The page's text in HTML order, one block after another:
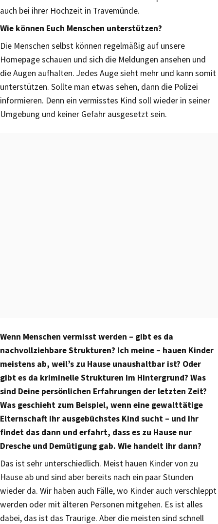
auch bei ihrer Hochzeit in Travemünde.
Wie können Euch Menschen unterstützen?
Die Menschen selbst können regelmäßig auf unsere
Homepage schauen und sich die Meldungen ansehen und
die Augen aufhalten. Jedes Auge sieht mehr und kann somit
unterstützen. Sollte man etwas sehen, dann die Polizei
informieren. Denn ein vermisstes Kind soll wieder in seiner
Umgebung und keiner Gefahr ausgesetzt sein.
Wenn Menschen vermisst werden – gibt es da
nachvollziehbare Strukturen? Ich meine – hauen Kinder
meistens ab, weil’s zu Hause unaushaltbar ist? Oder
gibt es da kriminelle Strukturen im Hintergrund? Was
sind Deine persönlichen Erfahrungen der letzten Zeit?
Was geschieht zum Beispiel, wenn eine gewalttätige
Elternschaft ihr ausgebüchstes Kind sucht – und Ihr
findet das dann und erfahrt, dass es zu Hause nur
Dresche und Demütigung gab. Wie handelt ihr dann?
Das ist sehr unterschiedlich. Meist hauen Kinder von zu
Hause ab und sind aber bereits nach ein paar Stunden
wieder da. Wir haben auch Fälle, wo Kinder auch verschleppt
werden oder mit älteren Personen mitgehen. Es ist alles
dabei, das ist das Traurige. Aber die meisten sind schnell